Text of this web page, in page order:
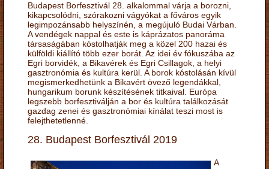
Budapest Borfesztivál 28. alkalommal várja a borozni,
kikapcsolódni, szórakozni vágyókat a főváros egyik
legimpozánsabb helyszínén, a megújuló Budai Várban.
A vendégek nappal és este is káprázatos panoráma
társaságában kóstolhatják meg a közel 200 hazai és
külföldi kiállító több ezer borát. Az idei év fókuszába az
Egri borvidék, a Bikavérek és Egri Csillagok, a helyi
gasztronómia és kultúra kerül. A borok kóstolásán kívül
megismerkedhetünk a Bikavért övező legendákkal,
hungarikum borunk készítésének titkaival. Európa
legszebb borfesztiválján a bor és kultúra találkozását
gazdag zenei és gasztronómiai kínálat teszi most is
felejthetetlenné.
28. Budapest Borfesztivál 2019
A